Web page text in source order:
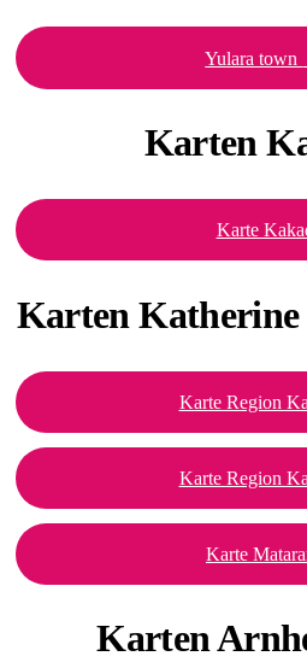
Yulara town
Karten
Karte
Karten Katherine
Karte Region
Karte Region
Karte
Karten